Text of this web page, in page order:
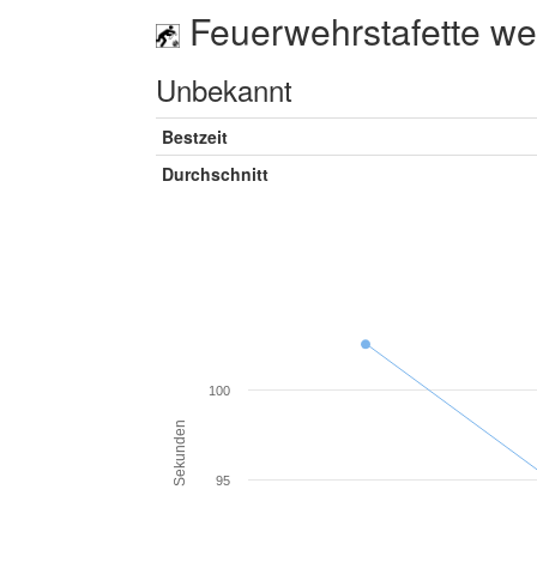
Feuerwehrstafette
Unbekannt
Bestzeit
Durchschnitt
Sekunden 95
100